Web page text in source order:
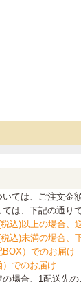
いては、ご注文
は、下記の通りで
込)以上の場合、
込)未満の場合、
BOX）でのお届
）でのお届け
場合、1配送先